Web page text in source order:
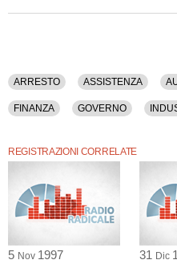
Industria, L'ulivo, Lavoro, Legge
ARRESTO ASSISTENZA
FINANZA GOVERNO
REGISTRAZIONI CORRELATE
5 Nov 1997 31 Dic